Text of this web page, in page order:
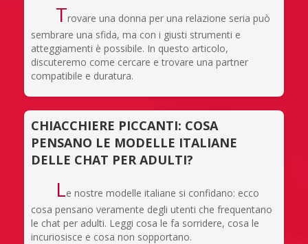
Trovare una donna per una relazione seria può
sembrare una sfida, ma con i giusti strumenti e
atteggiamenti è possibile. In questo articolo,
discuteremo come cercare e trovare una partner
compatibile e duratura.
CHIACCHIERE PICCANTI: COSA
PENSANO LE MODELLE ITALIANE
DELLE CHAT PER ADULTI?
Le nostre modelle italiane si confidano: ecco
cosa pensano veramente degli utenti che frequentano
le chat per adulti. Leggi cosa le fa sorridere, cosa le
incuriosisce e cosa non sopportano.